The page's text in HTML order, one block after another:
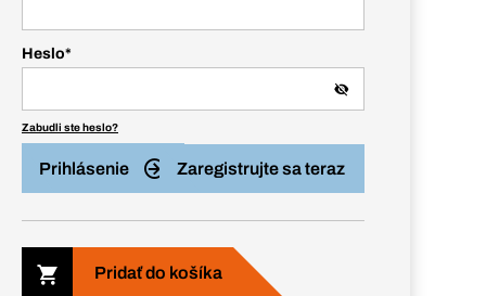
Heslo*
Zabudli ste heslo?
Prihlásenie Zaregistrujte sa teraz
Pridať do košíka